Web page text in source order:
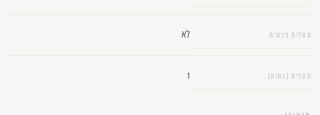
מעלית פרטית לא
מעלית (כמות) 1